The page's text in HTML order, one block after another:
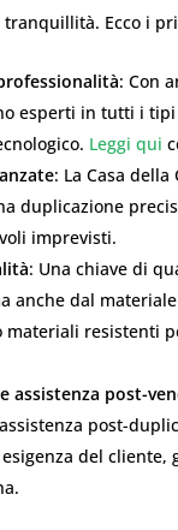
Ecco i
: Con
esperti in tutti i
Leggi qui
: La Casa
duplicazione
imprevisti.
: Una chiave di
anche dal
materiali resistenti
assistenza post-
post-
del cliente,